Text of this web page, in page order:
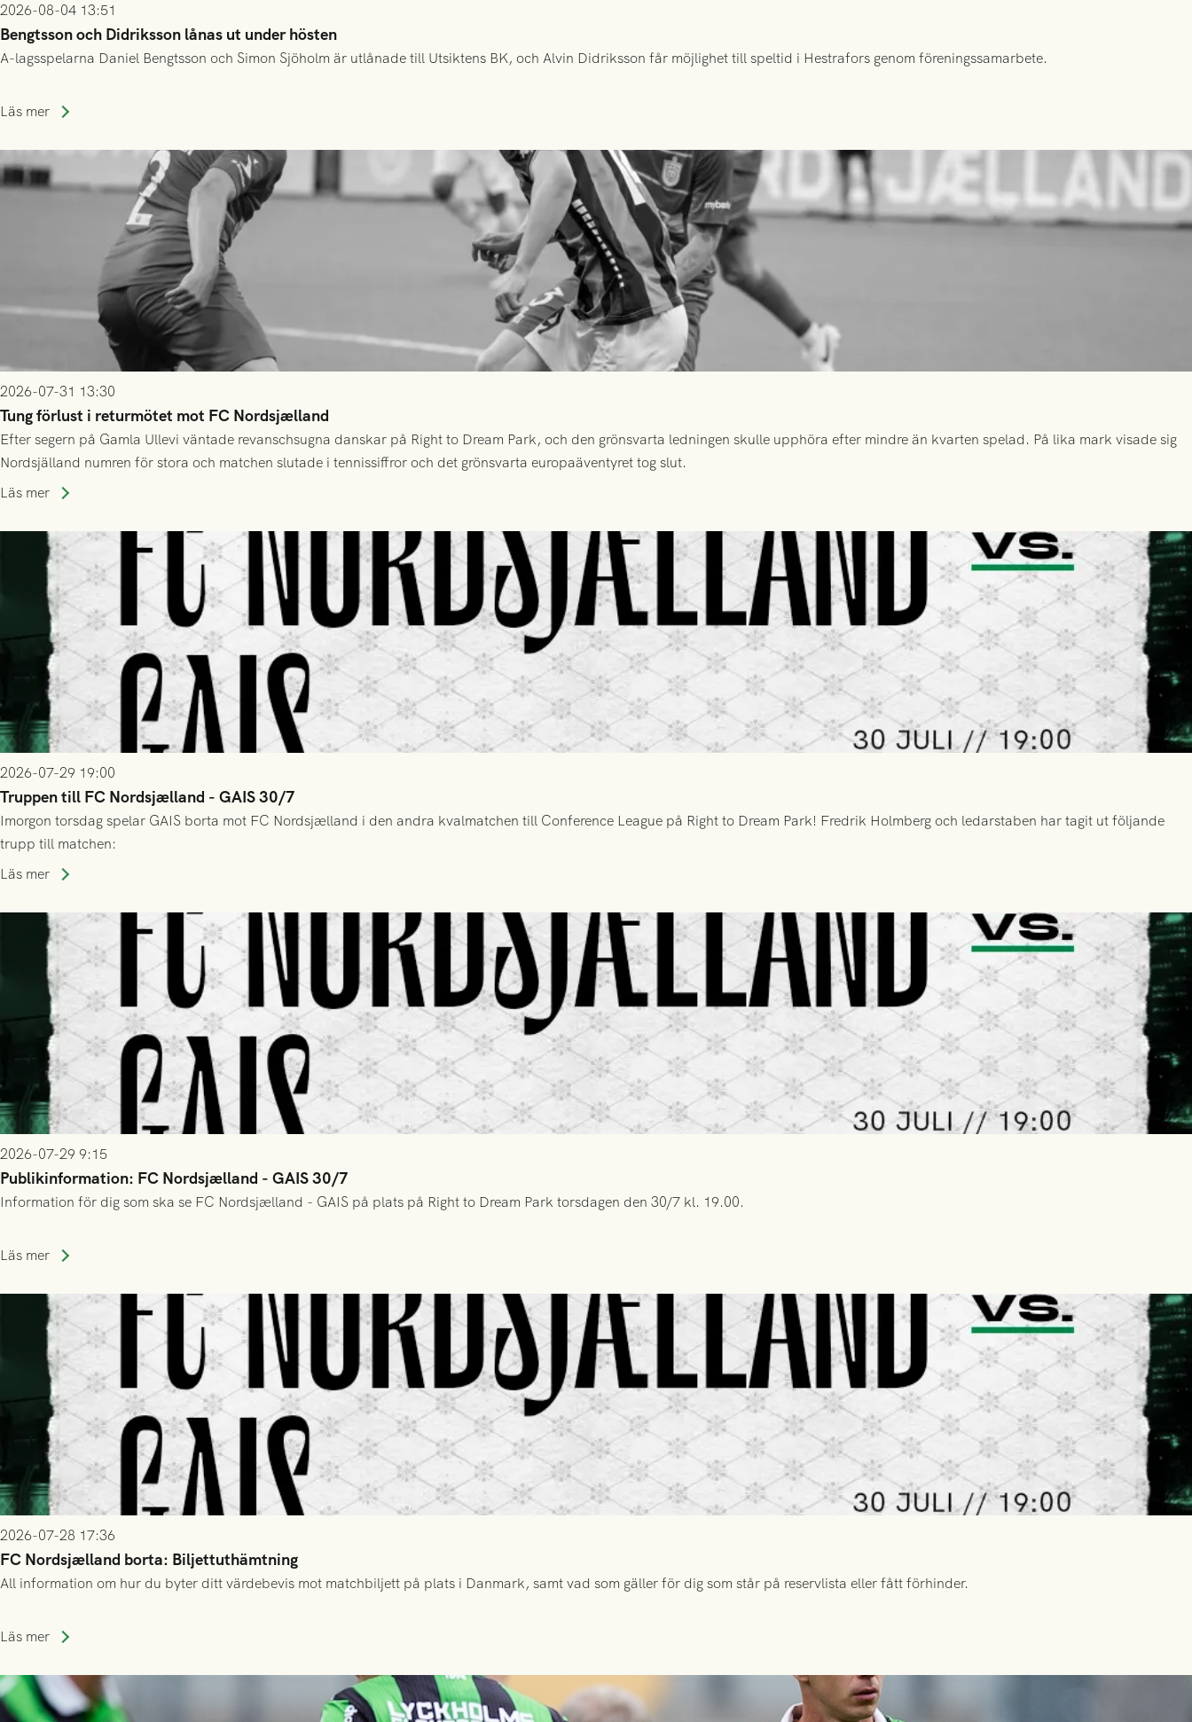
2026-08-04 13:51
Bengtsson och Didriksson lånas ut under hösten
A-lagsspelarna Daniel Bengtsson och Simon Sjöholm är utlånade till Utsiktens BK, och Alvin Didriksson får möjlighet till speltid i Hestrafors genom föreningssamarbete.
Läs mer
2026-07-31 13:30
Tung förlust i returmötet mot FC Nordsjælland
Efter segern på Gamla Ullevi väntade revanschsugna danskar på Right to Dream Park, och den grönsvarta ledningen skulle upphöra efter mindre än kvarten spelad. På lika mark visade sig
Nordsjälland numren för stora och matchen slutade i tennissiffror och det grönsvarta europaäventyret tog slut.
Läs mer
2026-07-29 19:00
Truppen till FC Nordsjælland - GAIS 30/7
Imorgon torsdag spelar GAIS borta mot FC Nordsjælland i den andra kvalmatchen till Conference League på Right to Dream Park! Fredrik Holmberg och ledarstaben har tagit ut följande
trupp till matchen:
Läs mer
2026-07-29 9:15
Publikinformation: FC Nordsjælland - GAIS 30/7
Information för dig som ska se FC Nordsjælland - GAIS på plats på Right to Dream Park torsdagen den 30/7 kl. 19.00.
Läs mer
2026-07-28 17:36
FC Nordsjælland borta: Biljettuthämtning
All information om hur du byter ditt värdebevis mot matchbiljett på plats i Danmark, samt vad som gäller för dig som står på reservlista eller fått förhinder.
Läs mer